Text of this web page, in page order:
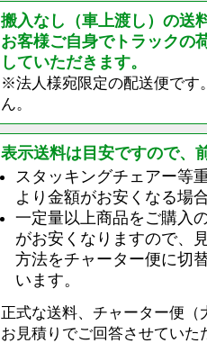
搬入なし（車上渡し）の送
お客様ご自身でトラックの
していただきます。
※法人様宛限定の配送便です
ん。
表示送料は目安ですので、
スタッキングチェアー等
より金額がお安くなる場
一定量以上商品をご購入
がお安くなりますので、
方法をチャーター便に切
います。
正式な送料、チャーター便
お見積りでご回答させてい